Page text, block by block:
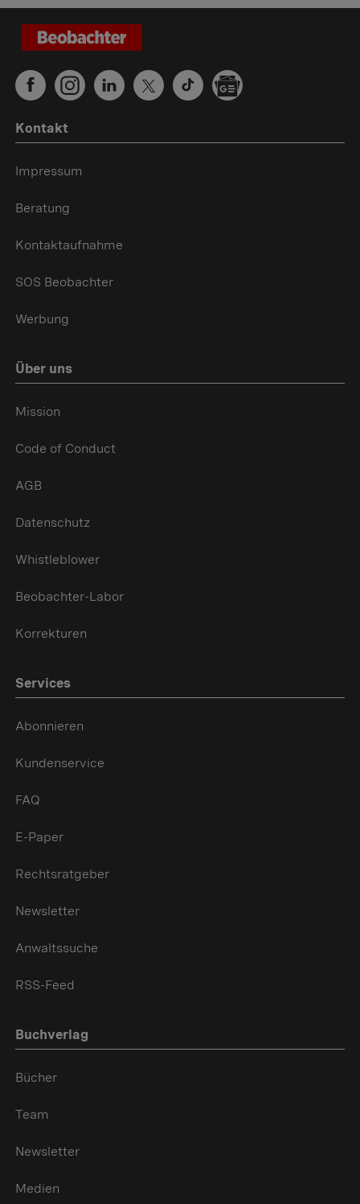
Kontakt
Impressum
Beratung
Kontaktaufnahme
SOS Beobachter
Werbung
Über uns
Mission
Code of Conduct
AGB
Datenschutz
Whistleblower
Beobachter-Labor
Korrekturen
Services
Abonnieren
Kundenservice
FAQ
E-Paper
Rechtsratgeber
Newsletter
Anwaltssuche
RSS-Feed
Buchverlag
Bücher
Team
Newsletter
Medien